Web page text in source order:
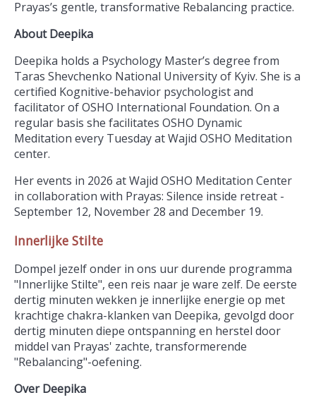
Prayas’s gentle, transformative Rebalancing practice.
About Deepika
Deepika holds a Psychology Master’s degree from
Taras Shevchenko National University of Kyiv. She is a
certified Kognitive-behavior psychologist and
facilitator of OSHO International Foundation. On a
regular basis she facilitates OSHO Dynamic
Meditation every Tuesday at Wajid OSHO Meditation
center.
Her events in 2026 at Wajid OSHO Meditation Center
in collaboration with Prayas: Silence inside retreat -
September 12, November 28 and December 19.
Innerlijke Stilte
Dompel jezelf onder in ons uur durende programma
"Innerlijke Stilte", een reis naar je ware zelf. De eerste
dertig minuten wekken je innerlijke energie op met
krachtige chakra-klanken van Deepika, gevolgd door
dertig minuten diepe ontspanning en herstel door
middel van Prayas' zachte, transformerende
"Rebalancing"-oefening.
Over Deepika